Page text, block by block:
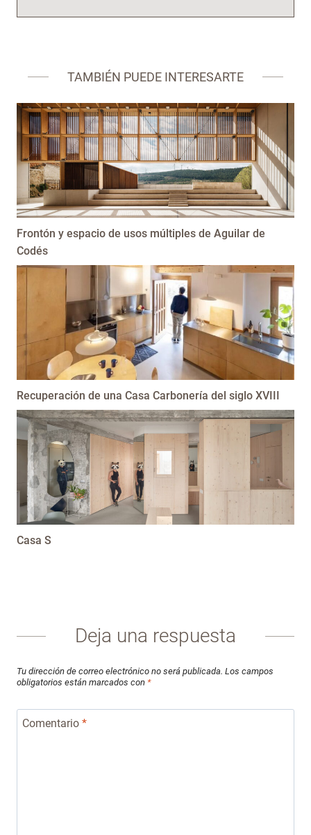
TAMBIÉN PUEDE INTERESARTE
Frontón y espacio de usos múltiples de Aguilar de
Codés
Recuperación de una Casa Carbonería del siglo XVIII
Casa S
Deja una respuesta
Tu dirección de correo electrónico no será publicada. Los campos
obligatorios están marcados con *
Comentario *